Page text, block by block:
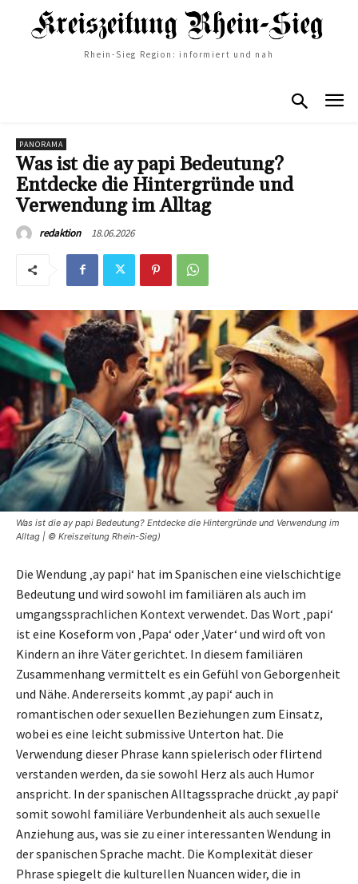
Rhein-Sieg Region: informiert und nah
PANORAMA
Was ist die ay papi Bedeutung?
Entdecke die Hintergründe und
Verwendung im Alltag
redaktion 18.06.2026
Was ist die ay papi Bedeutung? Entdecke die Hintergründe und Verwendung im
Alltag | © Kreiszeitung Rhein-Sieg)
Die Wendung ‚ay papi‘ hat im Spanischen eine vielschichtige
Bedeutung und wird sowohl im familiären als auch im
umgangssprachlichen Kontext verwendet. Das Wort ‚papi‘
ist eine Koseform von ‚Papa‘ oder ‚Vater‘ und wird oft von
Kindern an ihre Väter gerichtet. In diesem familiären
Zusammenhang vermittelt es ein Gefühl von Geborgenheit
und Nähe. Andererseits kommt ‚ay papi‘ auch in
romantischen oder sexuellen Beziehungen zum Einsatz,
wobei es eine leicht submissive Unterton hat. Die
Verwendung dieser Phrase kann spielerisch oder flirtend
verstanden werden, da sie sowohl Herz als auch Humor
anspricht. In der spanischen Alltagssprache drückt ‚ay papi‘
somit sowohl familiäre Verbundenheit als auch sexuelle
Anziehung aus, was sie zu einer interessanten Wendung in
der spanischen Sprache macht. Die Komplexität dieser
Phrase spiegelt die kulturellen Nuancen wider, die in